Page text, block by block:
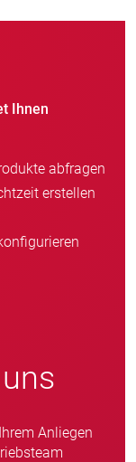
Ihnen
abfragen
erstellen
Anliegen